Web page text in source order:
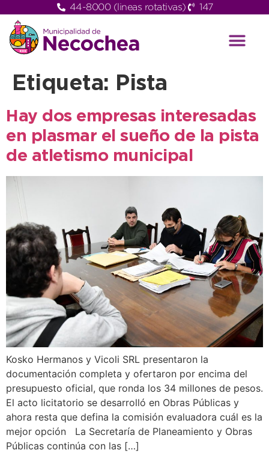
44-8000 (lineas rotativas) 147
Etiqueta: Pista
Hay dos empresas interesadas
en plasmar el sueño de la pista
de atletismo municipal
Kosko Hermanos y Vicoli SRL presentaron la
documentación completa y ofertaron por encima del
presupuesto oficial, que ronda los 34 millones de pesos.
El acto licitatorio se desarrolló en Obras Públicas y
ahora resta que defina la comisión evaluadora cuál es la
mejor opción La Secretaría de Planeamiento y Obras
Públicas continúa con las […]